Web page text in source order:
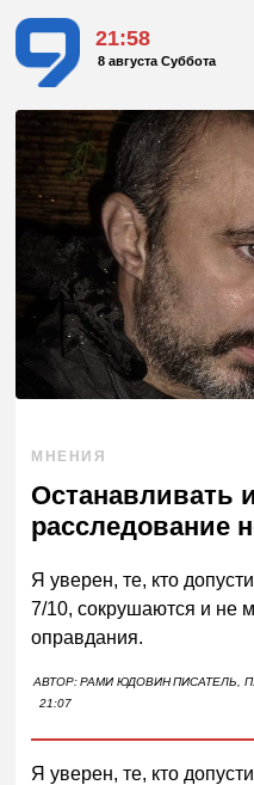
21:58
8 августа Суббота
МНЕНИЯ
Останавливать
расследование
Я уверен, те, кто
7/10, сокрушаются и не
оправдания.
АВТОР:РАМИ ЮДОВИНПИСАТЕЛЬ,
21:07
Я уверен, те, кто